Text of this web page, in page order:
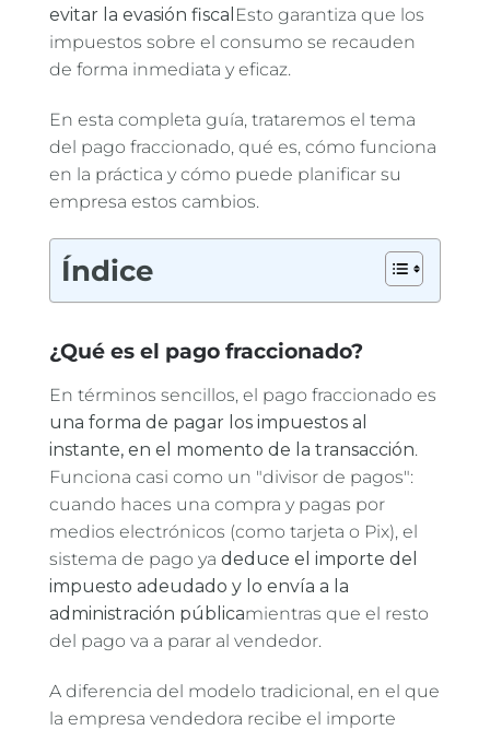
evitar la evasión fiscal Esto garantiza que los
impuestos sobre el consumo se recauden
de forma inmediata y eficaz.
En esta completa guía, trataremos el tema
del pago fraccionado, qué es, cómo funciona
en la práctica y cómo puede planificar su
empresa estos cambios.
Índice
¿Qué es el pago fraccionado?
En términos sencillos, el pago fraccionado es
una forma de pagar los impuestos al
instante, en el momento de la transacción.
Funciona casi como un "divisor de pagos":
cuando haces una compra y pagas por
medios electrónicos (como tarjeta o Pix), el
sistema de pago ya deduce el importe del
impuesto adeudado y lo envía a la
administración públicamientras que el resto
del pago va a parar al vendedor.
A diferencia del modelo tradicional, en el que
la empresa vendedora recibe el importe